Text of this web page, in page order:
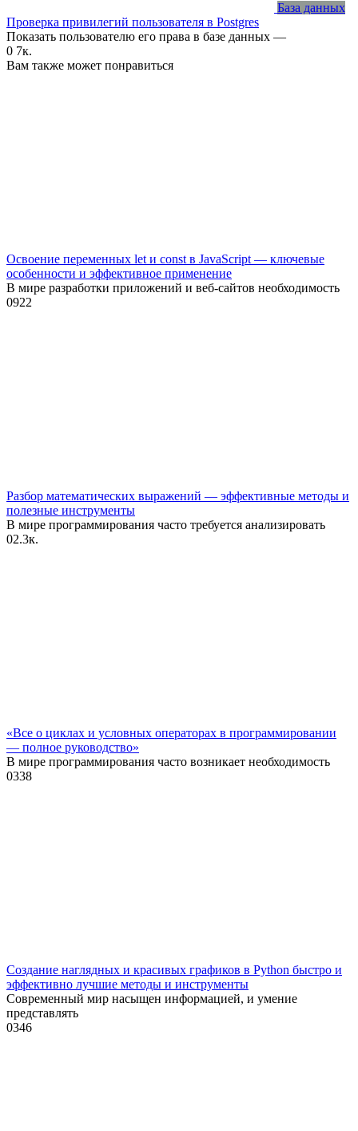
База данных
Проверка привилегий пользователя в Postgres
Показать пользователю его права в базе данных —
0 7к.
Вам также может понравиться
Освоение переменных let и const в JavaScript — ключевые
особенности и эффективное применение
В мире разработки приложений и веб-сайтов необходимость
0922
Разбор математических выражений — эффективные методы и
полезные инструменты
В мире программирования часто требуется анализировать
02.3к.
«Все о циклах и условных операторах в программировании
— полное руководство»
В мире программирования часто возникает необходимость
0338
Создание наглядных и красивых графиков в Python быстро и
эффективно лучшие методы и инструменты
Современный мир насыщен информацией, и умение
представлять
0346